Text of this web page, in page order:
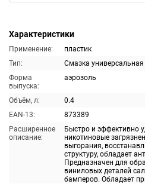
Характеристики
Применение:
пластик
Тип:
Смазка универсальная
Форма
выпуска:
аэрозоль
Объём, л:
0.4
EAN-13:
873389
Расширенное
описание:
Быстро и эффективно
никотиновые
выгорания,
структуру, обладает
Предназначен для
виниловых деталей
бамперов. Обладает